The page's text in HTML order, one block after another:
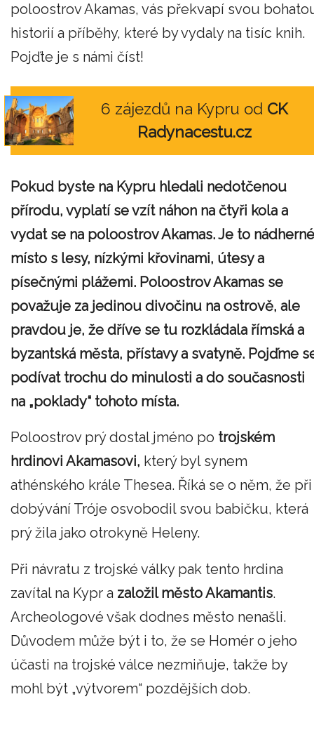
poloostrov Akamas, vás překvapí svou
historií a příběhy, které by vydaly na tisíc knih.
Pojďte je s námi číst!
6 zájezdů na Kypru od CK
Radynacestu.cz
Pokud byste na Kypru hledali nedotčenou
přírodu, vyplatí se vzít náhon na čtyři kola a
vydat se na poloostrov Akamas. Je to nádherné
místo s lesy, nízkými křovinami, útesy a
písečnými plážemi. Poloostrov Akamas se
považuje za jedinou divočinu na ostrově, ale
pravdou je, že dříve se tu rozkládala římská a
byzantská města, přístavy a svatyně. Pojďme
podívat trochu do minulosti a do současnosti
na „poklady“ tohoto místa.
Poloostrov prý dostal jméno po trojském
hrdinovi Akamasovi, který byl synem
athénského krále Thesea. Říká se o něm, že při
dobývání Tróje osvobodil svou babičku, která
prý žila jako otrokyně Heleny.
Při návratu z trojské války pak tento hrdina
zavítal na Kypr a založil město Akamantis.
Archeologové však dodnes město nenašli.
Důvodem může být i to, že se Homér o jeho
účasti na trojské válce nezmiňuje, takže by
mohl být „výtvorem“ pozdějších dob.